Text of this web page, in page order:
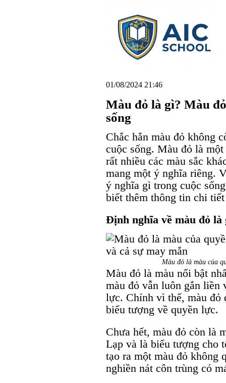
01/08/2024 21:46
Màu đỏ là gì? Màu
sống
Chắc hẳn màu đỏ không
cuộc sống. Màu đỏ là
rất nhiều các màu sắc
mang một ý nghĩa riêng.
ý nghĩa gì trong cuộc
biết thêm thông tin chi
Định nghĩa về màu đỏ là
Màu đỏ là màu của
Màu đỏ là màu nổi bật
màu đỏ vẫn luôn gắn liền
lực. Chính vì thế, màu đỏ
biểu tượng về quyền lực.
Chưa hết, màu đỏ còn là
Lạp và là biểu tượng cho
tạo ra một màu đỏ không
nghiền nát côn trùng có